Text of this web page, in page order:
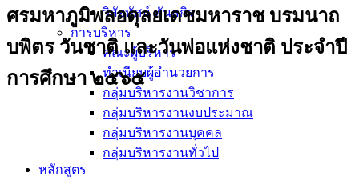
วิสัยทัศน์ พันธกิจ
การบริหาร
คณะผู้บริหาร
ทำเนียบผู้อำนวยการ
กลุ่มบริหารงานวิชาการ
กลุ่มบริหารงานงบประมาณ
กลุ่มบริหารงานบุคคล
กลุ่มบริหารงานทั่วไป
หลักสูตร
ศรมหาภูมิพลอดุลยเดชมหาราช บรมนาถ
บพิตร วันชาติ และวันพ่อแห่งชาติ ประจำปี
การศึกษา ๒๕๖๕